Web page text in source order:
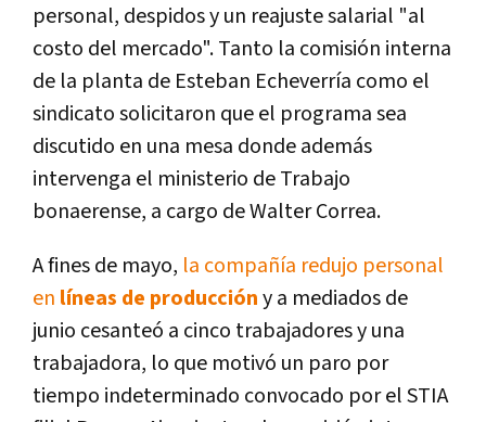
personal, despidos y un reajuste salarial "al
costo del mercado". Tanto la comisión interna
de la planta de Esteban Echeverría como el
sindicato solicitaron que el programa sea
discutido en una mesa donde además
intervenga el ministerio de Trabajo
bonaerense, a cargo de Walter Correa.
A fines de mayo, la compañía redujo personal
en líneas de produccióny a mediados de
junio cesanteó a cinco trabajadores y una
trabajadora, lo que motivó un paro por
tiempo indeterminado convocado por el STIA